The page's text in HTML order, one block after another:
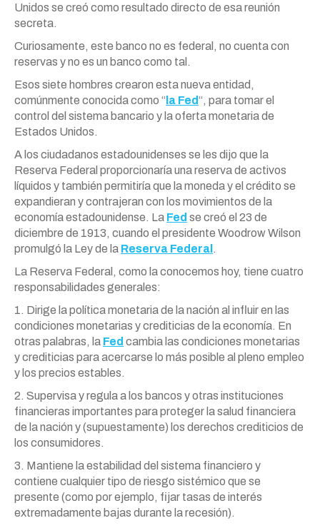
Unidos se creó como resultado directo de esa reunión
secreta.
Curiosamente, este banco no es federal, no cuenta con
reservas y no es un banco como tal.
Esos siete hombres crearon esta nueva entidad,
comúnmente conocida como “ la Fed“, para tomar el
control del sistema bancario y la oferta monetaria de
Estados Unidos.
A los ciudadanos estadounidenses se les dijo que la
Reserva Federal proporcionaría una reserva de activos
líquidos y también permitiría que la moneda y el crédito se
expandieran y contrajeran con los movimientos de la
economía estadounidense. La Fed se creó el 23 de
diciembre de 1913, cuando el presidente Woodrow Wilson
promulgó la Ley de la Reserva Federal .
La Reserva Federal, como la conocemos hoy, tiene cuatro
responsabilidades generales:
1. Dirige la política monetaria de la nación al influir en las
condiciones monetarias y crediticias de la economía. En
otras palabras, la Fed cambia las condiciones monetarias
y crediticias para acercarse lo más posible al pleno empleo
y los precios estables.
2. Supervisa y regula a los bancos y otras instituciones
financieras importantes para proteger la salud financiera
de la nación y (supuestamente) los derechos crediticios de
los consumidores.
3. Mantiene la estabilidad del sistema financiero y
contiene cualquier tipo de riesgo sistémico que se
presente (como por ejemplo, fijar tasas de interés
extremadamente bajas durante la recesión).